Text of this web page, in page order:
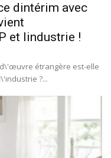
dintérim avec
et lindustrie !
étrangère est-elle
?...